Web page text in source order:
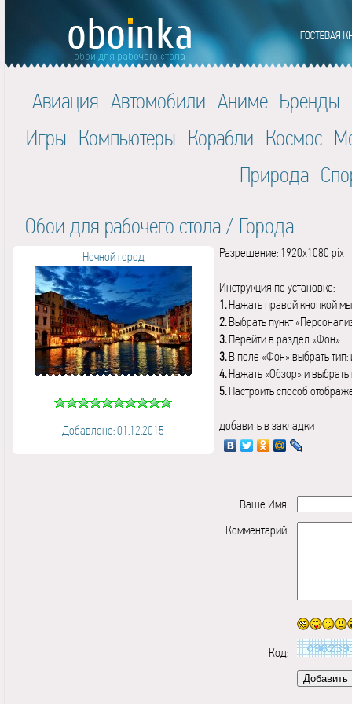
Авиация Автомобили Аниме Бренды
Игры Компьютеры Корабли Космос
Природа
Обои для рабочего стола / Города
Ночной город
Добавлено: 01.12.2015
Разрешение: 1920x1080 pix
Инструкция по установке:
1.Нажать правой кнопкой
2.Выбрать пункт
3.Перейти в раздел «Фон».
3.В поле «Фон» выбрать
4.Нажать «Обзор» и выбрать
5.Настроить способ
добавить в закладки
Ваше Имя:
Комментарий:
Код: